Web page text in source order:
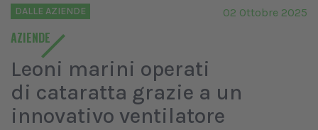
DALLE AZIENDE
AZIENDE
02 Ottobre 2025
Leoni marini operati
di cataratta grazie a un
innovativo ventilatore